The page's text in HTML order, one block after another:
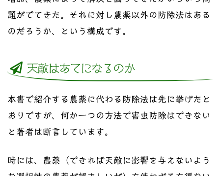
題がでてきた。それに対し農薬以外の防除法はある
のだろうか、という構成です。
天敵はあてになるのか
本書で紹介する農薬に代わる防除法は先に挙げたと
おりですが、何か一つの方法で害虫防除はできない
と著者は断言しています。
時には、農薬（できれば天敵に影響を与えないよう